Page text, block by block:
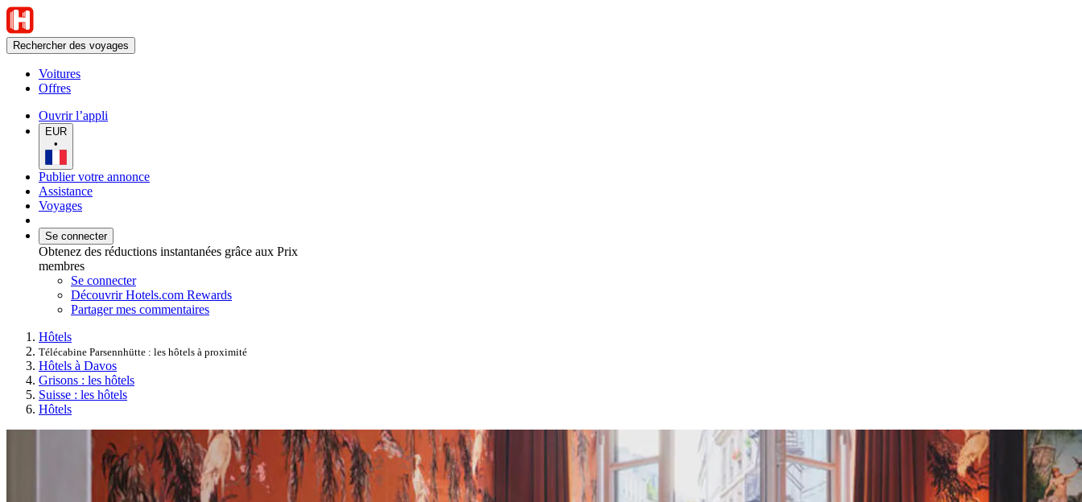
Rechercher des voyages
Voitures
Offres
Ouvrir l’appli
EUR
•
Publier votre annonce
Assistance
Voyages
Se connecter
Obtenez des réductions instantanées grâce aux Prix
membres
Se connecter
Découvrir Hotels.com Rewards
Partager mes commentaires
Hôtels
Télécabine Parsennhütte : les hôtels à proximité
Hôtels à Davos
Grisons : les hôtels
Suisse : les hôtels
Hôtels